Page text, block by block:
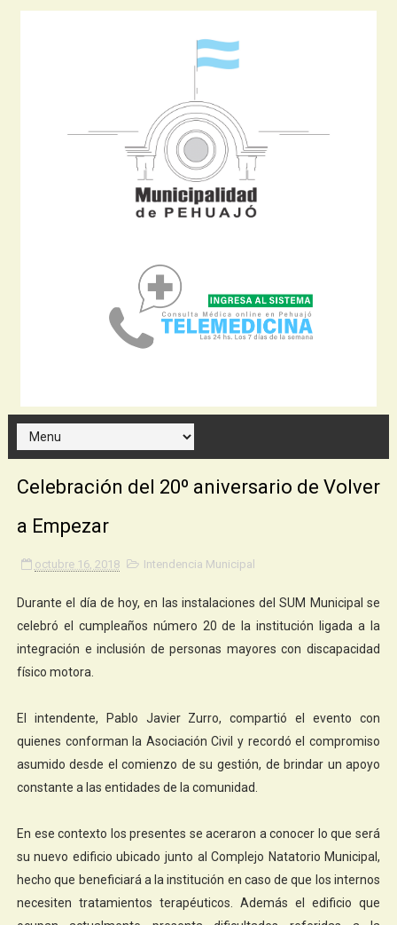
Celebración del 20º aniversario de Volver
a Empezar
octubre 16, 2018 Intendencia Municipal
Durante el día de hoy, en las instalaciones del SUM Municipal se
celebró el cumpleaños número 20 de la institución ligada a la
integración e inclusión de personas mayores con discapacidad
físico motora.
El intendente, Pablo Javier Zurro, compartió el evento con
quienes conforman la Asociación Civil y recordó el compromiso
asumido desde el comienzo de su gestión, de brindar un apoyo
constante a las entidades de la comunidad.
En ese contexto los presentes se aceraron a conocer lo que será
su nuevo edificio ubicado junto al Complejo Natatorio Municipal,
hecho que beneficiará a la institución en caso de que los internos
necesiten tratamientos terapéuticos. Además el edificio que